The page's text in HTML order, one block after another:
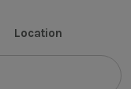
Location